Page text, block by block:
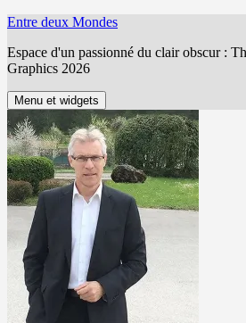
Aller
contenu
Entre deux Mondes
Espace d'un passionné du clair obscur :
Graphics 2026
Menu et widgets